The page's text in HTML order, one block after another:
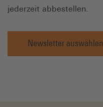
jederzeit abbestellen.
Newsletter auswählen